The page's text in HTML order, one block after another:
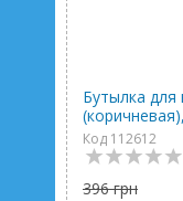
Бутылка
Код 112612
396 грн